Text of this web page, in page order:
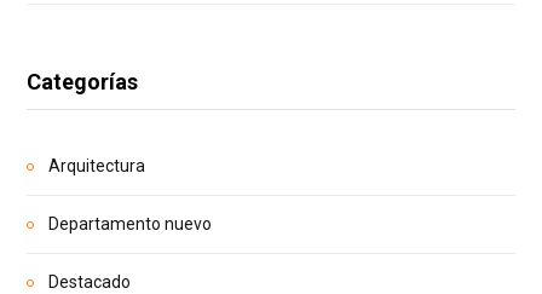
Categorías
Arquitectura
Departamento nuevo
Destacado